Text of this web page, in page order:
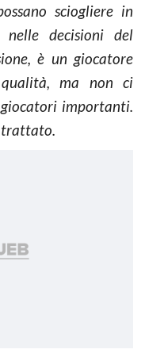
sciogliere in
decisioni del
è un giocatore
ma non ci
importanti.
trattato.